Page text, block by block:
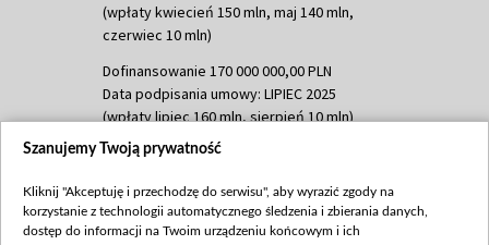
(wpłaty kwiecień 150 mln, maj 140 mln,
czerwiec 10 mln)
Dofinansowanie 170 000 000,00 PLN
Data podpisania umowy: LIPIEC 2025
(wpłaty lipiec 160 mln, sierpień 10 mln)
Dofinansowanie 60 000 000,00 PLN
(wpłata wrzesień 60 mln)
Dofinansowanie 635 783 051,21 PLN
Szanujemy Twoją prywatność
Kliknij "Akceptuję i przechodzę do serwisu", aby wyrazić zgody na
korzystanie z technologii automatycznego śledzenia i zbierania danych,
dostęp do informacji na Twoim urządzeniu końcowym i ich